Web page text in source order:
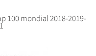
100 mondial 2018-2019-